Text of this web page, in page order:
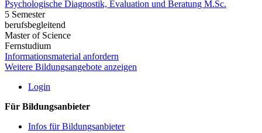
Psychologische Diagnostik, Evaluation und Beratung M.Sc.
5 Semester
berufsbegleitend
Master of Science
Fernstudium
Informationsmaterial anfordern
Weitere Bildungsangebote anzeigen
Login
Für Bildungsanbieter
Infos für Bildungsanbieter